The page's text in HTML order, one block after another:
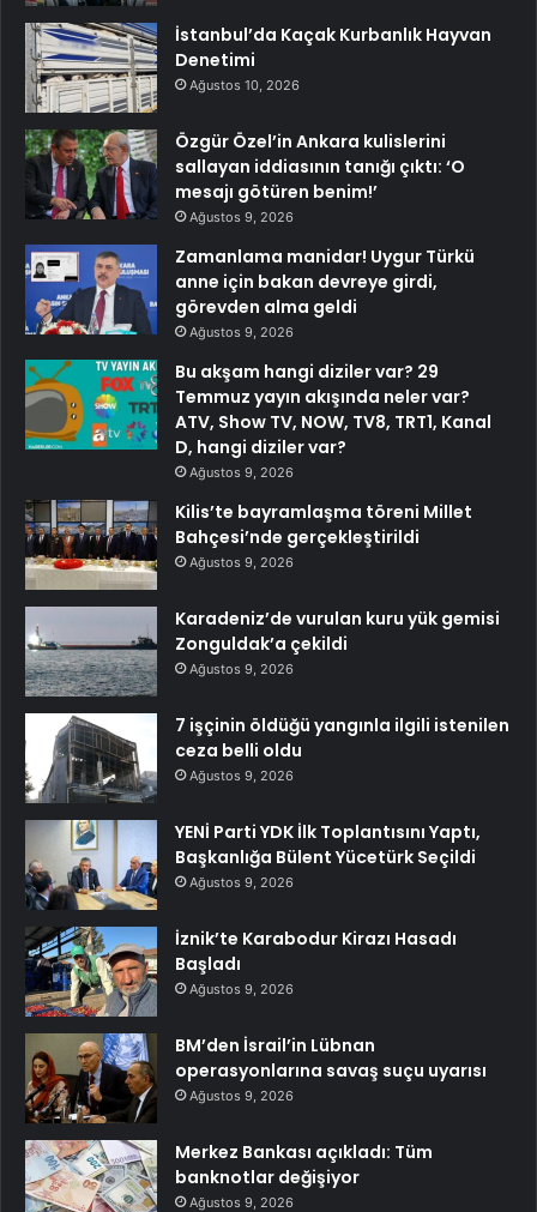
İstanbul’da Kaçak Kurbanlık Hayvan
Denetimi
Ağustos 10, 2026
Özgür Özel’in Ankara kulislerini
sallayan iddiasının tanığı çıktı: ‘O
mesajı götüren benim!’
Ağustos 9, 2026
Zamanlama manidar! Uygur Türkü
anne için bakan devreye girdi,
görevden alma geldi
Ağustos 9, 2026
Bu akşam hangi diziler var? 29
Temmuz yayın akışında neler var?
ATV, Show TV, NOW, TV8, TRT1, Kanal
D, hangi diziler var?
Ağustos 9, 2026
Kilis’te bayramlaşma töreni Millet
Bahçesi’nde gerçekleştirildi
Ağustos 9, 2026
Karadeniz’de vurulan kuru yük gemisi
Zonguldak’a çekildi
Ağustos 9, 2026
7 işçinin öldüğü yangınla ilgili istenilen
ceza belli oldu
Ağustos 9, 2026
YENİ Parti YDK İlk Toplantısını Yaptı,
Başkanlığa Bülent Yücetürk Seçildi
Ağustos 9, 2026
İznik’te Karabodur Kirazı Hasadı
Başladı
Ağustos 9, 2026
BM’den İsrail’in Lübnan
operasyonlarına savaş suçu uyarısı
Ağustos 9, 2026
Merkez Bankası açıkladı: Tüm
banknotlar değişiyor
Ağustos 9, 2026